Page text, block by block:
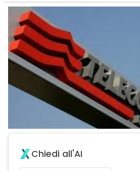
Chiedi all'AI